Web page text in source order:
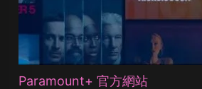
Paramount+ 官方網站